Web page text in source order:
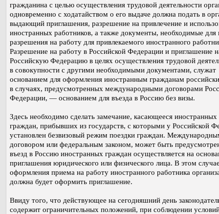
гражданина с целью осуществления трудовой деятельности
одновременно с ходатайством о его выдаче должна подать в
выдающий приглашения, разрешение на привлечение и
иностранных работников, а также документы, необходимые для
разрешения на работу для привлекаемого иностранного
Разрешение на работу в Российской Федерации и приглашение
Российскую Федерацию в целях осуществления трудовой
в совокупности с другими необходимыми документами, служат
основанием для оформления иностранным гражданам
в случаях, предусмотренных международными договорами
Федерации, — основанием для въезда в Россию без визы.
Здесь необходимо сделать замечание, касающееся иностранных
граждан, прибывших из государств, с которыми у Российской
установлен безвизовый режим поездки граждан.
договором или федеральным законом, может быть
въезд в Россию иностранных граждан осуществляется на
приглашения юридического или физического лица. В этом
оформления приема на работу иностранного работника
должна будет оформить приглашение.
Ввиду того, что действующее на сегодняшний день
содержит ограничительных положений, при соблюдении